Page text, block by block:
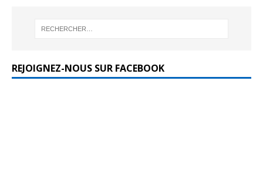
REJOIGNEZ-NOUS SUR FACEBOOK